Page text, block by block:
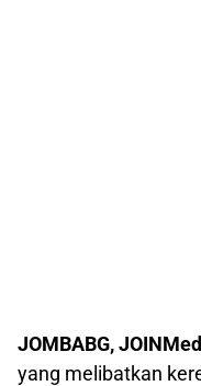
JOMBABG,
yang melibatkan